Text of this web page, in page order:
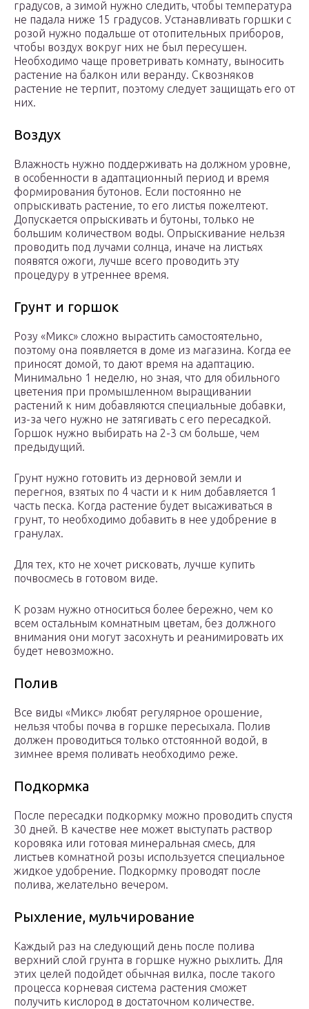
градусов, а зимой нужно следить, чтобы температура
не падала ниже 15 градусов. Устанавливать горшки с
розой нужно подальше от отопительных приборов,
чтобы воздух вокруг них не был пересушен.
Необходимо чаще проветривать комнату, выносить
растение на балкон или веранду. Сквозняков
растение не терпит, поэтому следует защищать его от
них.
Воздух
Влажность нужно поддерживать на должном уровне,
в особенности в адаптационный период и время
формирования бутонов. Если постоянно не
опрыскивать растение, то его листья пожелтеют.
Допускается опрыскивать и бутоны, только не
большим количеством воды. Опрыскивание нельзя
проводить под лучами солнца, иначе на листьях
появятся ожоги, лучше всего проводить эту
процедуру в утреннее время.
Грунт и горшок
Розу «Микс» сложно вырастить самостоятельно,
поэтому она появляется в доме из магазина. Когда ее
приносят домой, то дают время на адаптацию.
Минимально 1 неделю, но зная, что для обильного
цветения при промышленном выращивании
растений к ним добавляются специальные добавки,
из-за чего нужно не затягивать с его пересадкой.
Горшок нужно выбирать на 2-3 см больше, чем
предыдущий.
Грунт нужно готовить из дерновой земли и
перегноя, взятых по 4 части и к ним добавляется 1
часть песка. Когда растение будет высаживаться в
грунт, то необходимо добавить в нее удобрение в
гранулах.
Для тех, кто не хочет рисковать, лучше купить
почвосмесь в готовом виде.
К розам нужно относиться более бережно, чем ко
всем остальным комнатным цветам, без должного
внимания они могут засохнуть и реанимировать их
будет невозможно.
Полив
Все виды «Микс» любят регулярное орошение,
нельзя чтобы почва в горшке пересыхала. Полив
должен проводиться только отстоянной водой, в
зимнее время поливать необходимо реже.
Подкормка
После пересадки подкормку можно проводить спустя
30 дней. В качестве нее может выступать раствор
коровяка или готовая минеральная смесь, для
листьев комнатной розы используется специальное
жидкое удобрение. Подкормку проводят после
полива, желательно вечером.
Рыхление, мульчирование
Каждый раз на следующий день после полива
верхний слой грунта в горшке нужно рыхлить. Для
этих целей подойдет обычная вилка, после такого
процесса корневая система растения сможет
получить кислород в достаточном количестве.